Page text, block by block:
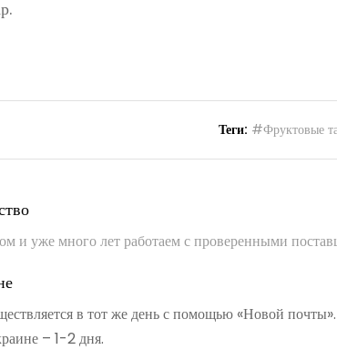
Теги: #Фруктовые
и уже много лет работаем с проверенными
в тот же день с помощью «Новой почты».
– 1-2 дня.